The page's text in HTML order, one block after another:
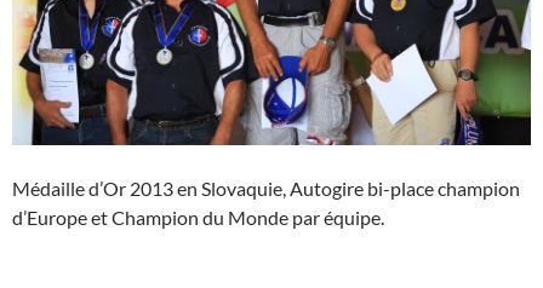
Médaille d’Or 2013 en Slovaquie, Autogire bi-place champion
d’Europe et Champion du Monde par équipe.